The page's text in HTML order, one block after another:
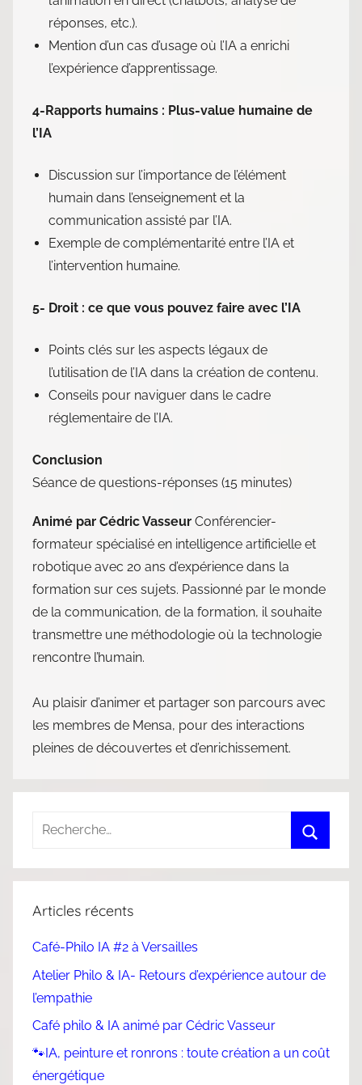
réponses, etc.).
Mention d’un cas d’usage où l’IA a enrichi
l’expérience d’apprentissage.
4-Rapports humains : Plus-value humaine de
l’IA
Discussion sur l’importance de l’élément
humain dans l’enseignement et la
communication assisté par l’IA.
Exemple de complémentarité entre l’IA et
l’intervention humaine.
5- Droit : ce que vous pouvez faire avec l’IA
Points clés sur les aspects légaux de
l’utilisation de l’IA dans la création de contenu.
Conseils pour naviguer dans le cadre
réglementaire de l’IA.
Conclusion
Séance de questions-réponses (15 minutes)
Animé par Cédric Vasseur Conférencier-
formateur spécialisé en intelligence artificielle et
robotique avec 20 ans d’expérience dans la
formation sur ces sujets. Passionné par le monde
de la communication, de la formation, il souhaite
transmettre une méthodologie où la technologie
rencontre l’humain.
Au plaisir d’animer et partager son parcours avec
les membres de Mensa, pour des interactions
pleines de découvertes et d’enrichissement.
Articles récents
Café-Philo IA #2 à Versailles
Atelier Philo & IA- Retours d’expérience autour de
l’empathie
Café philo & IA animé par Cédric Vasseur
🐾IA, peinture et ronrons : toute création a un coût
énergétique